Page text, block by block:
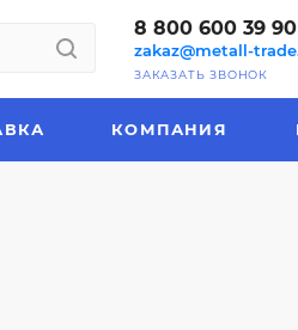
8 800 600 39 90
zakaz@metall-
ЗАКАЗАТЬ ЗВОНОК
КОМПАНИЯ